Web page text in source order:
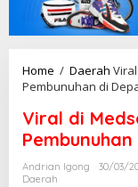
Home / Daerah
Pembunuhan di
Viral di
Andrian Igong
30/03/
Daerah